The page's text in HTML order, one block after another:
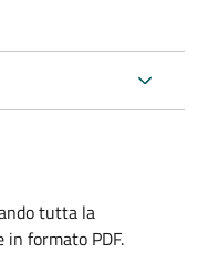
tutta la
formato PDF.